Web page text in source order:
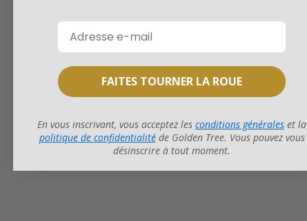
FAITES TOURNER LA ROUE
En vous inscrivant, vous acceptez les conditions générales et la
politique de confidentialitéde Golden Tree. Vous pouvez vous
désinscrire à tout moment.